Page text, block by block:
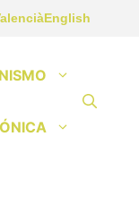
English